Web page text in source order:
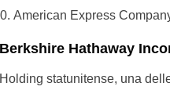
American Express
Berkshire Hathaway
Holding statunitense, una